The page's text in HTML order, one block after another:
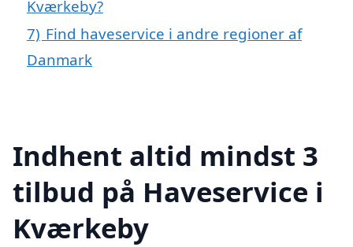
Kværkeby?
7) Find haveservice i andre regioner af
Danmark
Indhent altid mindst 3
tilbud på Haveservice i
Kværkeby